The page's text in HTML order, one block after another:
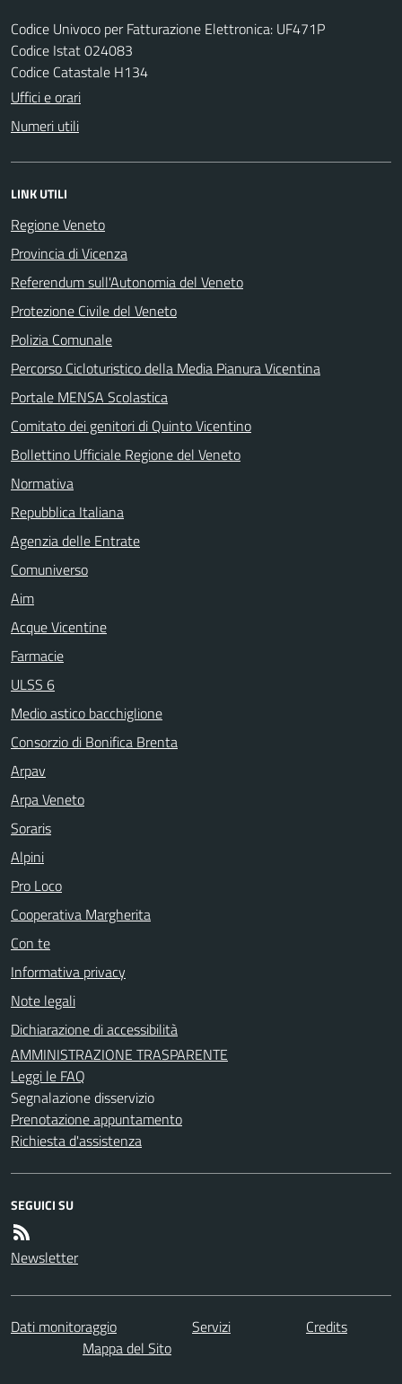
Codice Univoco per Fatturazione Elettronica: UF471P
Codice Istat 024083
Codice Catastale H134
Uffici e orari
Numeri utili
LINK UTILI
Regione Veneto
Provincia di Vicenza
Referendum sull'Autonomia del Veneto
Protezione Civile del Veneto
Polizia Comunale
Percorso Cicloturistico della Media Pianura Vicentina
Portale MENSA Scolastica
Comitato dei genitori di Quinto Vicentino
Bollettino Ufficiale Regione del Veneto
Normativa
Repubblica Italiana
Agenzia delle Entrate
Comuniverso
Aim
Acque Vicentine
Farmacie
ULSS 6
Medio astico bacchiglione
Consorzio di Bonifica Brenta
Arpav
Arpa Veneto
Soraris
Alpini
Pro Loco
Cooperativa Margherita
Con te
Informativa privacy
Note legali
Dichiarazione di accessibilità
AMMINISTRAZIONE TRASPARENTE
Leggi le FAQ
Segnalazione disservizio
Prenotazione appuntamento
Richiesta d'assistenza
SEGUICI SU
Newsletter
Dati monitoraggio Servizi
Credits
Mappa del Sito